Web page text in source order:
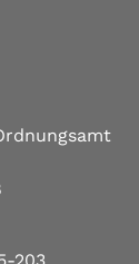
die Erhebung
der
203